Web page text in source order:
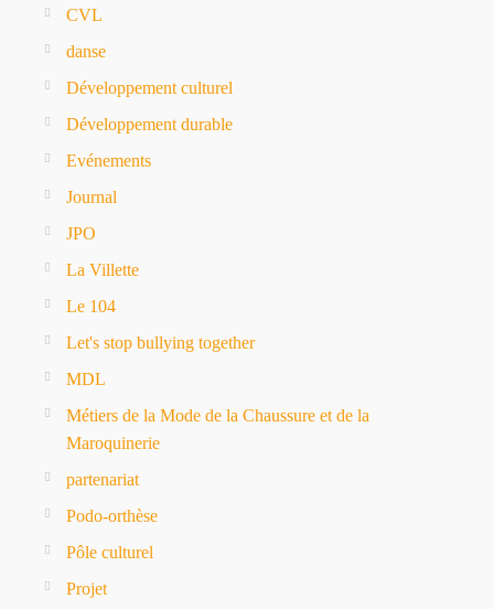
CVL
danse
Développement culturel
Développement durable
Evénements
Journal
JPO
La Villette
Le 104
Let's stop bullying together
MDL
Métiers de la Mode de la Chaussure et de la
Maroquinerie
partenariat
Podo-orthèse
Pôle culturel
Projet